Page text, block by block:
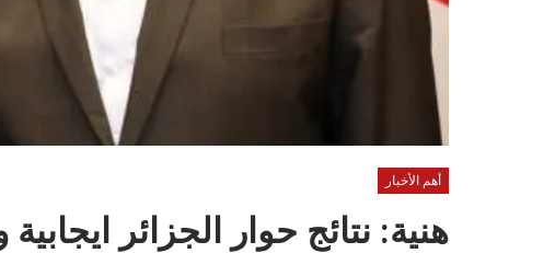
أهم الأخبار
هنية: نتائج حوار الجزائر